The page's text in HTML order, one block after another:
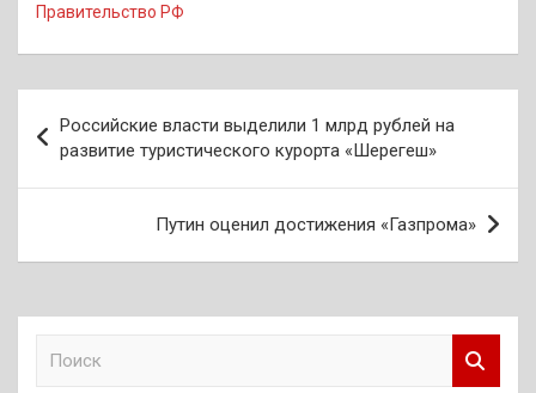
Правительство РФ
по
записям
Российские власти выделили 1 млрд рублей на
развитие туристического курорта «Шерегеш»
Путин оценил достижения «Газпрома»